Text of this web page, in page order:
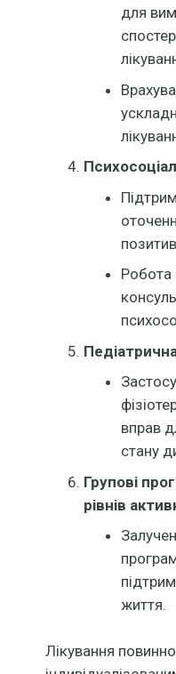
для
Робота
вправ
стану
Групові
рівнів
життя.
Лікування